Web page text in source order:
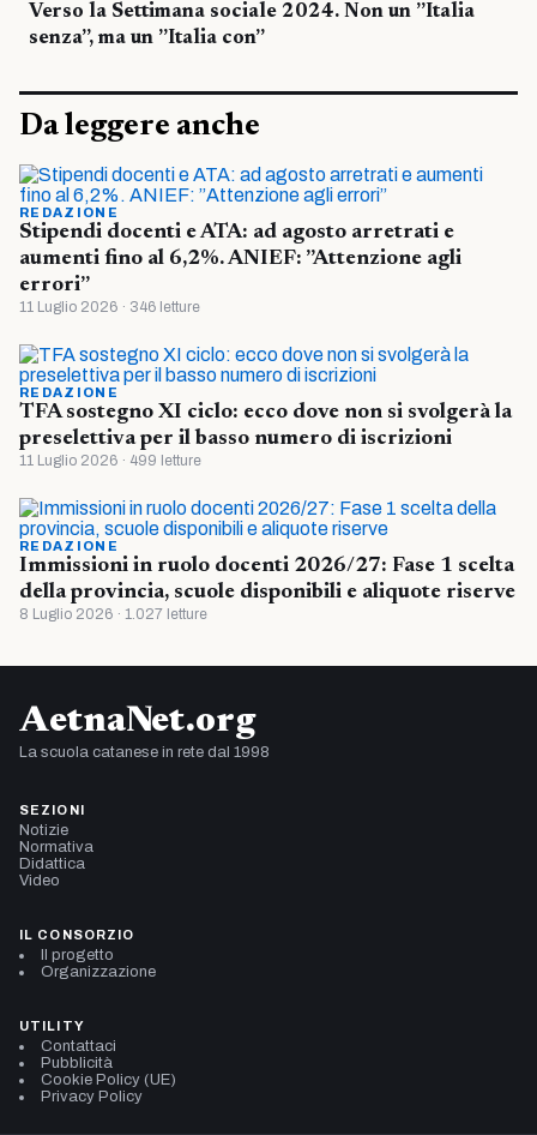
Verso la Settimana sociale 2024. Non un ”Italia
senza”, ma un ”Italia con”
Da leggere anche
REDAZIONE
Stipendi docenti e ATA: ad agosto arretrati e
aumenti fino al 6,2%. ANIEF: ”Attenzione agli
errori”
11 Luglio 2026 · 346 letture
REDAZIONE
TFA sostegno XI ciclo: ecco dove non si svolgerà la
preselettiva per il basso numero di iscrizioni
11 Luglio 2026 · 499 letture
REDAZIONE
Immissioni in ruolo docenti 2026/27: Fase 1 scelta
della provincia, scuole disponibili e aliquote riserve
8 Luglio 2026 · 1.027 letture
AetnaNet.org
La scuola catanese in rete dal 1998
SEZIONI
Notizie
Normativa
Didattica
Video
IL CONSORZIO
Il progetto
Organizzazione
UTILITY
Contattaci
Pubblicità
Cookie Policy (UE)
Privacy Policy